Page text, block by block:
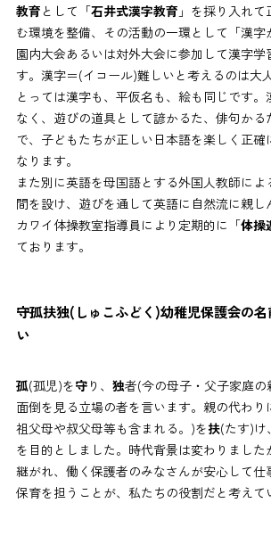
教育 として「石井式漢字教育 」を採り入れ
む環境を整備、その活動の一環として「漢字
園内大会あるいは対外大会に参加して漢字学
す。漢字＝(イコール)難しいと考えるのは大
とっては漢字も、平仮名も、絵も同じです
なく、遊びの道具として諺かるた、俳句かる
で、子どもたちが正しい日本語を楽しく正確
なります。
また別に英語を母国語とする外国人教師によ
間を設け、遊びを通して英語に自然流に親し
カワイ体操教室指導員により定期的に「体操
ております。
守孤扶独(しゅこふどく)幼稚児保護会の
い
孤(孤児)を守り、 独者(今の母子・父子家庭
面倒を見る立場の者を言います。親の代わり
祖父母や叔父母等も含まれる。)を扶(たす)け
を目的としました。時代背景は変わりました
継がれ、働く保護者のみなさんが安心して仕
保育を担うことが、私たちの役割だと考えて